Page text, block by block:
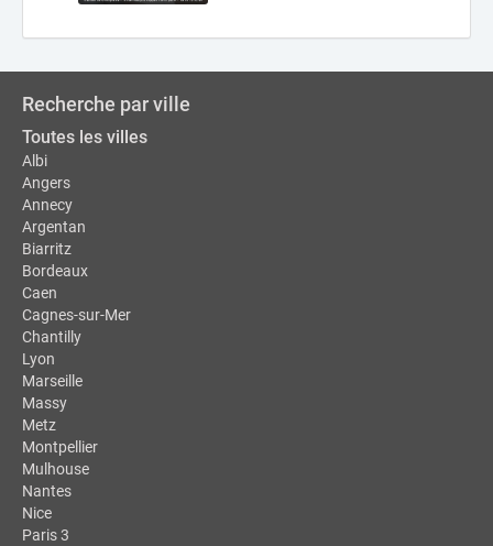
Recherche par ville
Toutes les villes
Albi
Angers
Annecy
Argentan
Biarritz
Bordeaux
Caen
Cagnes-sur-Mer
Chantilly
Lyon
Marseille
Massy
Metz
Montpellier
Mulhouse
Nantes
Nice
Paris 3